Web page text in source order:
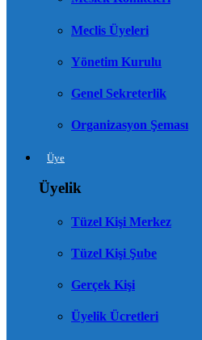
Meclis Üyeleri
Yönetim Kurulu
Genel Sekreterlik
Organizasyon Şeması
Üye
Üyelik
Tüzel Kişi Merkez
Tüzel Kişi Şube
Gerçek Kişi
Üyelik Ücretleri